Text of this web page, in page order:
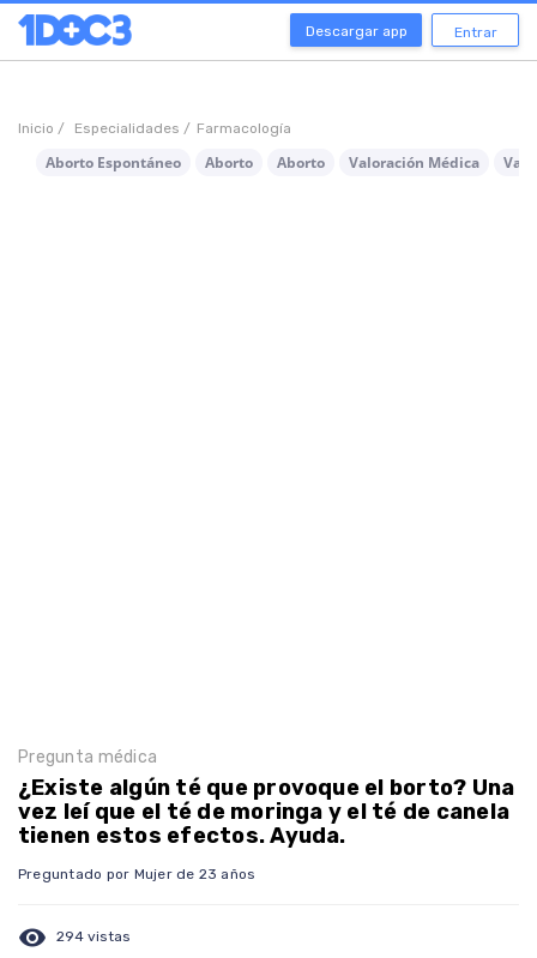
Descargar app Entrar
Inicio / Especialidades / Farmacología
Aborto Espontáneo Aborto Aborto Valoración Médica
Pregunta médica
¿Existe algún té que provoque el borto? Una
vez leí que el té de moringa y el té de canela
tienen estos efectos. Ayuda.
Preguntado por Mujer de 23 años
visibility 294 vistas